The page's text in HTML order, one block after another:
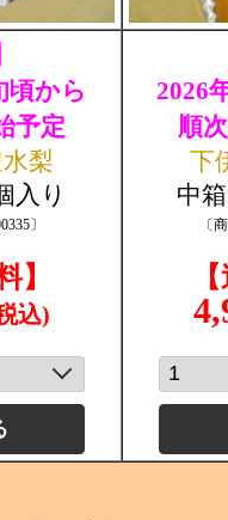
頃から
予定
梨
入り
〕
】
込)
2026
順
下
中
〔